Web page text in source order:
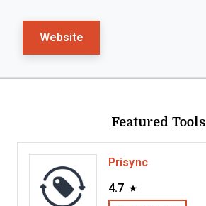
Website
Featured Tools
Prisync
4.7